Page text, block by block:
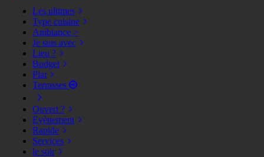
Les ultimes
Type cuisine
Ambiance >
Je suis avec
Lieu ?
Budget
Plat
Terrasses
Ouvert ?
Evènement
Rapide
Services
le soir